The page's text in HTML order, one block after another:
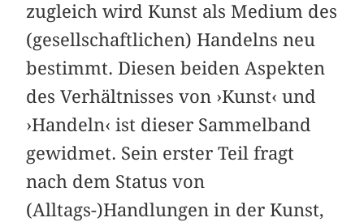
zugleich wird Kunst als Medium des
(gesellschaftlichen) Handelns neu
bestimmt. Diesen beiden Aspekten
des Verhältnisses von ›Kunst‹ und
›Handeln‹ ist dieser Sammelband
gewidmet. Sein erster Teil fragt
nach dem Status von
(Alltags-)Handlungen in der Kunst,